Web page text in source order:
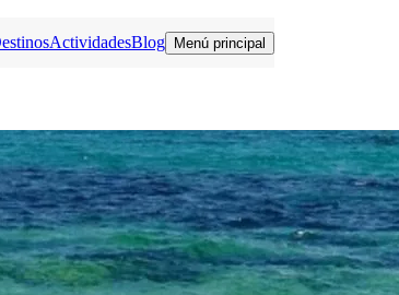
ActividadesBlog Menú principal